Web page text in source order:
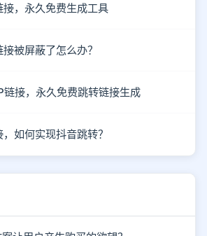
，永久免费生成工具
被屏蔽了怎么办？
接，永久免费跳转链接生成
如何实现抖音跳转？